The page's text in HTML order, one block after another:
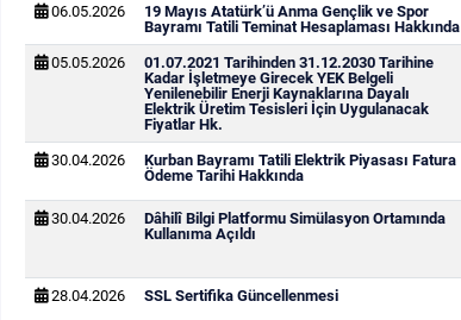
06.05.2026
19 Mayıs Atatürk’ü Anma Gençlik ve Spor
Bayramı Tatili Teminat Hesaplaması Hakkında
05.05.2026
01.07.2021 Tarihinden 31.12.2030 Tarihine
Kadar İşletmeye Girecek YEK Belgeli
Yenilenebilir Enerji Kaynaklarına Dayalı
Elektrik Üretim Tesisleri İçin Uygulanacak
Fiyatlar Hk.
30.04.2026
Kurban Bayramı Tatili Elektrik Piyasası Fatura
Ödeme Tarihi Hakkında
30.04.2026
Dâhilî Bilgi Platformu Simülasyon Ortamında
Kullanıma Açıldı
28.04.2026 SSL Sertifika Güncellenmesi